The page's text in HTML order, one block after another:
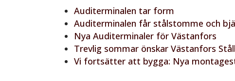
Auditerminalen tar form
Auditerminalen får stålstomme och
Nya Auditerminaler för Västanfors
Trevlig sommar önskar Västanfors
Vi fortsätter att bygga: Nya